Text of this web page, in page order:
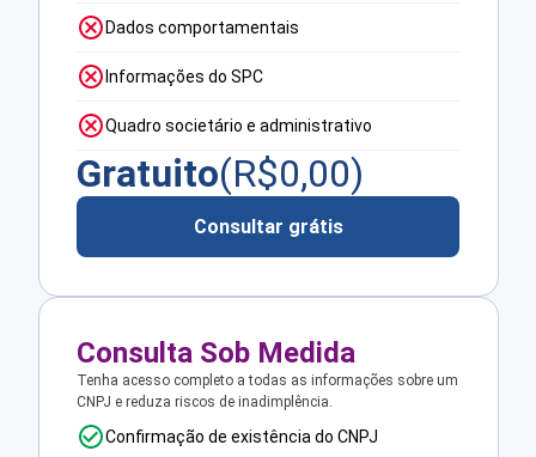
Dados comportamentais
Informações do SPC
Quadro societário e administrativo
Gratuito(R$0,00)
Consultar grátis
Consulta Sob Medida
Tenha acesso completo a todas as informações sobre um
CNPJ e reduza riscos de inadimplência.
Confirmação de existência do CNPJ